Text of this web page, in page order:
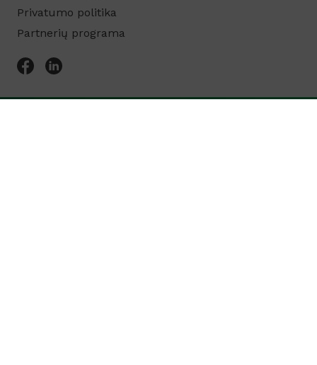
Privatumo politika
Partnerių programa